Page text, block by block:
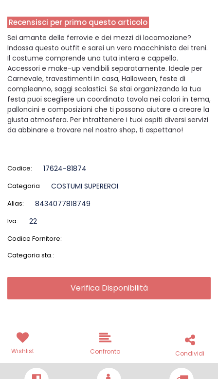
Recensisci per primo questo articolo
Sei amante delle ferrovie e dei mezzi di locomozione?
Indossa questo outfit e sarei un vero macchinista dei treni.
Il costume comprende una tuta intera e cappello.
Accessori e make-up vendibili separatamente. Ideale per
Carnevale, travestimenti in casa, Halloween, feste di
compleanno, saggi scolastici. Se stai organizzando la tua
festa puoi scegliere un coordinato tavola nei colori in tema,
palloncini e composizioni che ti possono aiutare a creare la
giusta atmosfera. Per intrattenere i tuoi ospiti diversi servizi
da abbinare e trovare nel nostro shop, ti aspettano!
Codice: 17624-81874
Categoria COSTUMI SUPEREROI
Alias: 8434077818749
Iva: 22
Codice Fornitore:
Categoria sta.:
Verifica Disponibilità
Wishlist Confronta Condividi